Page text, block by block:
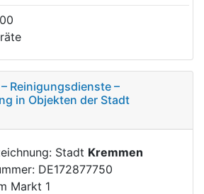
Reinigungsdienste –
in Objekten der Stadt
Stadt Kremmen
DE172877750
Markt 1